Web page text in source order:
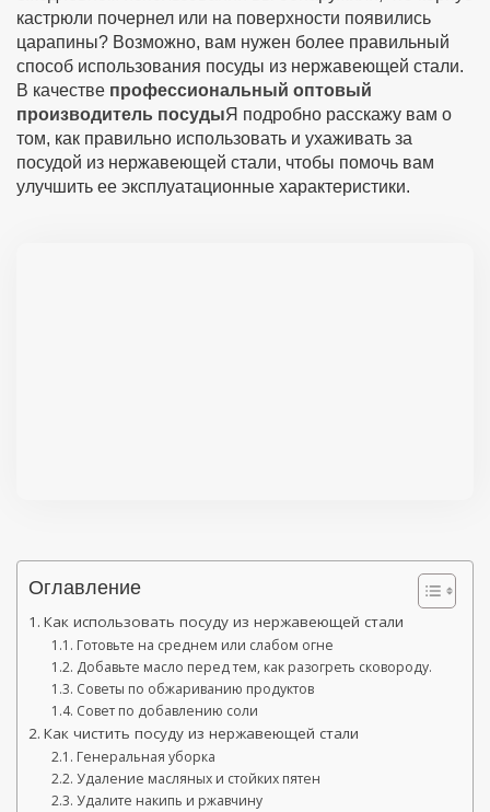
кастрюли почернел или на поверхности появились
царапины? Возможно, вам нужен более правильный
способ использования посуды из нержавеющей стали.
В качестве профессиональный оптовый
производитель посудыЯ подробно расскажу вам о
том, как правильно использовать и ухаживать за
посудой из нержавеющей стали, чтобы помочь вам
улучшить ее эксплуатационные характеристики.
Оглавление
Как использовать посуду из нержавеющей стали
Готовьте на среднем или слабом огне
Добавьте масло перед тем, как разогреть сковороду.
Советы по обжариванию продуктов
Совет по добавлению соли
Как чистить посуду из нержавеющей стали
Генеральная уборка
Удаление масляных и стойких пятен
Удалите накипь и ржавчину